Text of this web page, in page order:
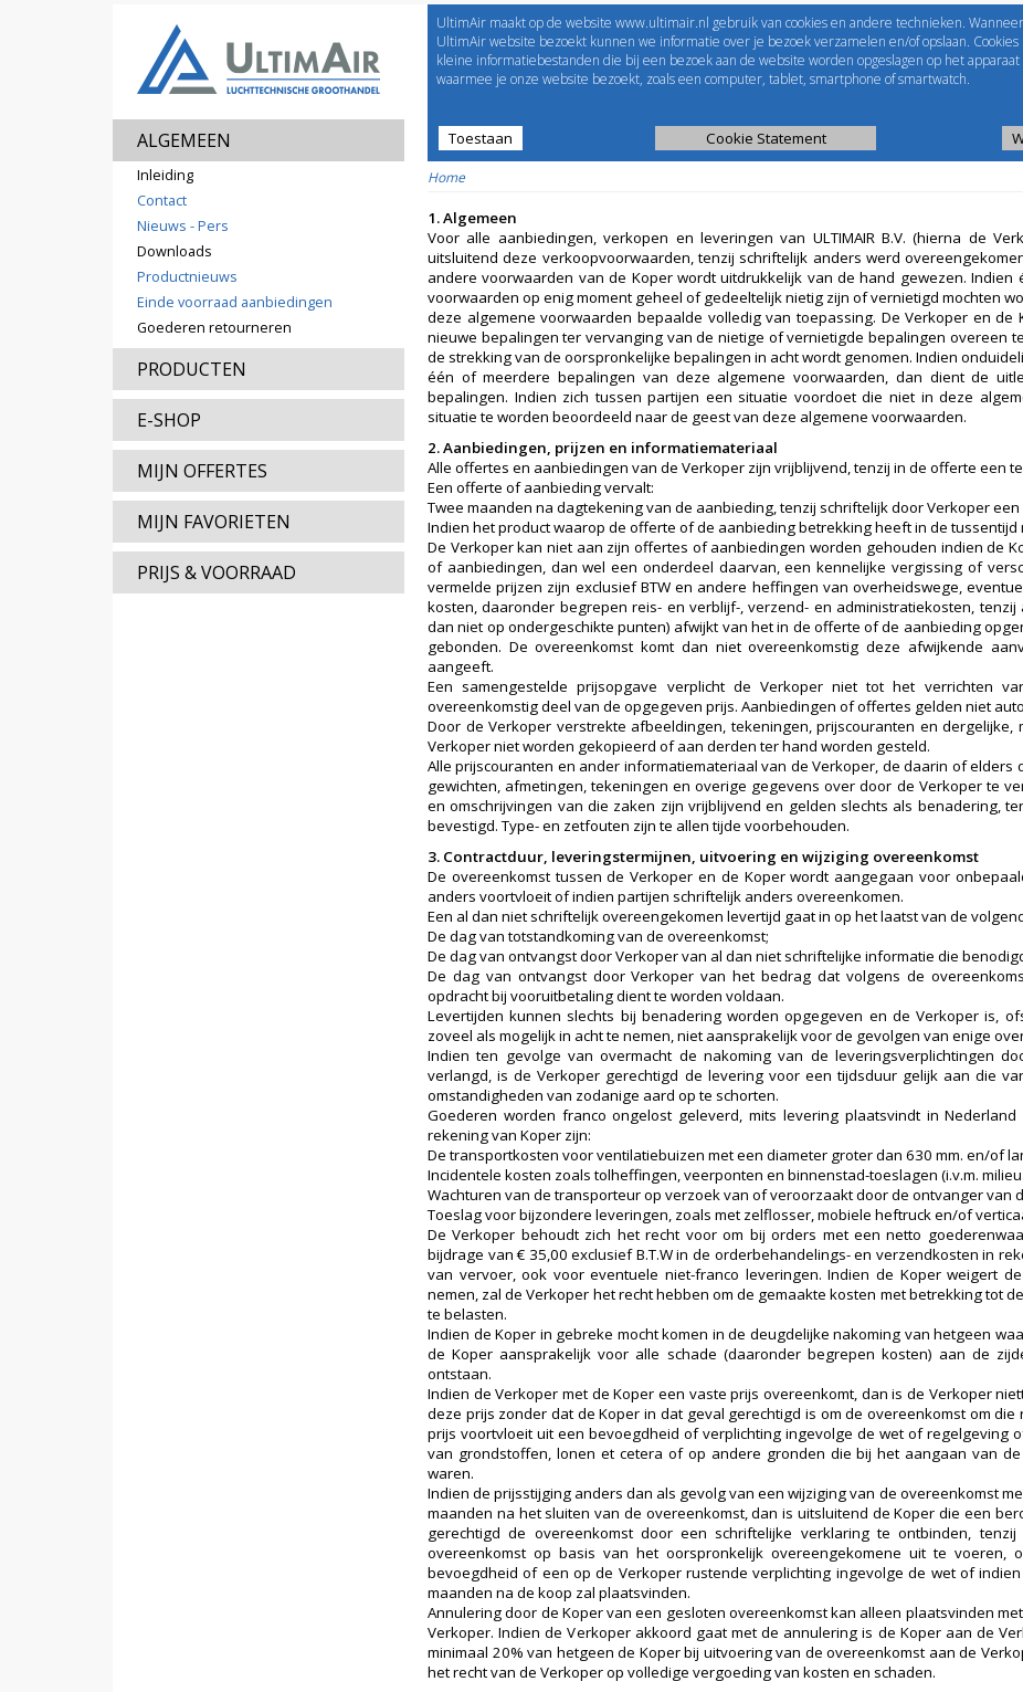
ALGEMEEN
Inleiding
Contact
Nieuws - Pers
Downloads
Productnieuws
Einde voorraad aanbiedingen
Goederen retourneren
PRODUCTEN
E-SHOP
MIJN OFFERTES
MIJN FAVORIETEN
PRIJS & VOORRAAD
EShop-nummer
Wachtwoord
Welcome toUltimAir
Prijslijst Selectie tools
UltimAir maakt op de website www.ultimair.nl gebruik van cookies en andere technieken.
UltimAir website bezoekt kunnen we informatie over je bezoek verzamelen en/of opslaan. Cookies
kleine informatiebestanden die bij een bezoek aan de website worden opgeslagen op het apparaat
waarmee je onze website bezoekt, zoals een computer, tablet, smartphone of smartwatch.
Toestaan Cookie Statement
Home
1.Algemeen
Voor alle aanbiedingen, verkopen en leveringen van ULTIMAIR B.V. (hierna de
uitsluitend deze verkoopvoorwaarden, tenzij schriftelijk anders werd
andere voorwaarden van de Koper wordt uitdrukkelijk van de hand gewezen.
voorwaarden op enig moment geheel of gedeeltelijk nietig zijn of vernietigd mochten
deze algemene voorwaarden bepaalde volledig van toepassing. De Verkoper en
nieuwe bepalingen ter vervanging van de nietige of vernietigde bepalingen overeen
de strekking van de oorspronkelijke bepalingen in acht wordt genomen. Indien
één of meerdere bepalingen van deze algemene voorwaarden, dan dient de
bepalingen. Indien zich tussen partijen een situatie voordoet die niet in deze
situatie te worden beoordeeld naar de geest van deze algemene voorwaarden.
2. Aanbiedingen, prijzen en informatiemateriaal
Alle offertes en aanbiedingen van de Verkoper zijn vrijblijvend, tenzij in de offerte een
Een offerte of aanbieding vervalt:
Twee maanden na dagtekening van de aanbieding, tenzij schriftelijk door Verkoper
Indien het product waarop de offerte of de aanbieding betrekking heeft in de tussentijd
De Verkoper kan niet aan zijn offertes of aanbiedingen worden gehouden indien de
of aanbiedingen, dan wel een onderdeel daarvan, een kennelijke vergissing of
vermelde prijzen zijn exclusief BTW en andere heffingen van overheidswege,
kosten, daaronder begrepen reis- en verblijf-, verzend- en administratiekosten,
dan niet op ondergeschikte punten) afwijkt van het in de offerte of de aanbieding
gebonden. De overeenkomst komt dan niet overeenkomstig deze afwijkende
aangeeft.
Een samengestelde prijsopgave verplicht de Verkoper niet tot het verrichten
overeenkomstig deel van de opgegeven prijs. Aanbiedingen of offertes gelden niet
Door de Verkoper verstrekte afbeeldingen, tekeningen, prijscouranten en
Verkoper niet worden gekopieerd of aan derden ter hand worden gesteld.
Alle prijscouranten en ander informatiemateriaal van de Verkoper, de daarin of
gewichten, afmetingen, tekeningen en overige gegevens over door de Verkoper te
en omschrijvingen van die zaken zijn vrijblijvend en gelden slechts als benadering,
bevestigd. Type- en zetfouten zijn te allen tijde voorbehouden.
3. Contractduur, leveringstermijnen, uitvoering en wijziging overeenkomst
De overeenkomst tussen de Verkoper en de Koper wordt aangegaan voor
anders voortvloeit of indien partijen schriftelijk anders overeenkomen.
Een al dan niet schriftelijk overeengekomen levertijd gaat in op het laatst van de
De dag van totstandkoming van de overeenkomst;
De dag van ontvangst door Verkoper van al dan niet schriftelijke informatie die
De dag van ontvangst door Verkoper van het bedrag dat volgens de
opdracht bij vooruitbetaling dient te worden voldaan.
Levertijden kunnen slechts bij benadering worden opgegeven en de Verkoper is,
zoveel als mogelijk in acht te nemen, niet aansprakelijk voor de gevolgen van enige
Indien ten gevolge van overmacht de nakoming van de leveringsverplichtingen
verlangd, is de Verkoper gerechtigd de levering voor een tijdsduur gelijk aan die
omstandigheden van zodanige aard op te schorten.
Goederen worden franco ongelost geleverd, mits levering plaatsvindt in
rekening van Koper zijn:
De transportkosten voor ventilatiebuizen met een diameter groter dan 630 mm. en/of
Incidentele kosten zoals tolheffingen, veerponten en binnenstad-toeslagen (i.v.m.
Wachturen van de transporteur op verzoek van of veroorzaakt door de ontvanger van
Toeslag voor bijzondere leveringen, zoals met zelflosser, mobiele heftruck en/of
De Verkoper behoudt zich het recht voor om bij orders met een netto
bijdrage van € 35,00 exclusief B.T.W in de orderbehandelings- en verzendkosten in
van vervoer, ook voor eventuele niet-franco leveringen. Indien de Koper weigert
nemen, zal de Verkoper het recht hebben om de gemaakte kosten met betrekking tot
te belasten.
Indien de Koper in gebreke mocht komen in de deugdelijke nakoming van hetgeen
de Koper aansprakelijk voor alle schade (daaronder begrepen kosten) aan de
ontstaan.
Indien de Verkoper met de Koper een vaste prijs overeenkomt, dan is de Verkoper
deze prijs zonder dat de Koper in dat geval gerechtigd is om de overeenkomst om
prijs voortvloeit uit een bevoegdheid of verplichting ingevolge de wet of regelgeving
van grondstoffen, lonen et cetera of op andere gronden die bij het aangaan van
waren.
Indien de prijsstijging anders dan als gevolg van een wijziging van de overeenkomst
maanden na het sluiten van de overeenkomst, dan is uitsluitend de Koper die een
gerechtigd de overeenkomst door een schriftelijke verklaring te ontbinden,
overeenkomst op basis van het oorspronkelijk overeengekomene uit te voeren,
bevoegdheid of een op de Verkoper rustende verplichting ingevolge de wet of
maanden na de koop zal plaatsvinden.
Annulering door de Koper van een gesloten overeenkomst kan alleen plaatsvinden
Verkoper. Indien de Verkoper akkoord gaat met de annulering is de Koper aan de
minimaal 20% van hetgeen de Koper bij uitvoering van de overeenkomst aan de
het recht van de Verkoper op volledige vergoeding van kosten en schaden.